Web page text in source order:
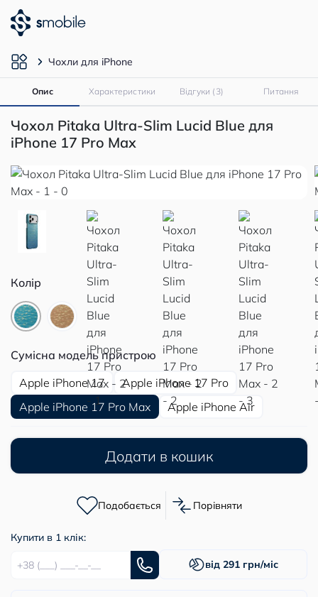
Чохли для iPhone
Опис Характеристики Відгуки (3) Питання
Чохол Pitaka Ultra-Slim Lucid Blue для
iPhone 17 Pro Max
Колір
Сумісна модель пристрою
Apple iPhone 17
Apple iPhone 17 Pro
Apple iPhone 17 Pro Max
Apple iPhone Air
Додати в кошик
Подобається Порівняти
Купити в 1 клік:
від 291 грн/міс